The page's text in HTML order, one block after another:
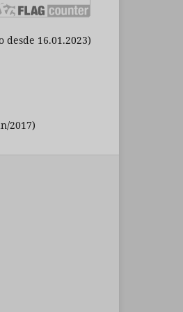
desde 16.01.2023)
2017)